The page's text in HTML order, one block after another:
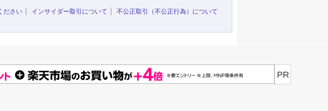
ださい インサイダー取引について
不公正取引（不公正行為）について
PR